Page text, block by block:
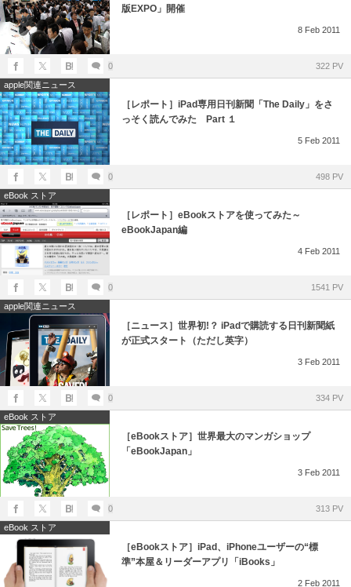
版EXPO」開催
8 Feb 2011
0
322 PV
apple関連ニュース
［レポート］iPad専用日刊新聞「The Daily」をさ
っそく読んでみた Part １
5 Feb 2011
0
498 PV
eBook ストア
［レポート］eBookストアを使ってみた～
eBookJapan編
4 Feb 2011
0
1541 PV
apple関連ニュース
［ニュース］世界初!？ iPadで購読する日刊新聞紙
が正式スタート（ただし英字）
3 Feb 2011
0
334 PV
eBook ストア
［eBookストア］世界最大のマンガショップ
「eBookJapan」
3 Feb 2011
0
313 PV
eBook ストア
［eBookストア］iPad、iPhoneユーザーの“標
準”本屋＆リーダーアプリ「iBooks」
2 Feb 2011